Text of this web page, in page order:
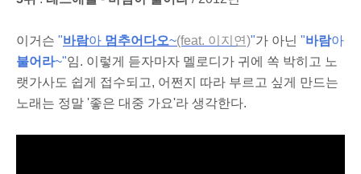
이거슨 "바람아 멈추어다오~(feat. 이지연)"가 아닌 "바람아
불어라~"임. 이렇게 듣자마자 멜로디가 귀에 쏙 박히고 노
랫가사도 쉽게 접수되고, 어쩐지 따라 부르고 싶게 만드는
노래는 정말 '좋은 대중 가요'라 생각한다.